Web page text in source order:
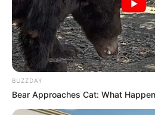
Remember Albert? You
See Him Today
BUZZDAY
BUZZDAY
Bear Approaches Cat: What